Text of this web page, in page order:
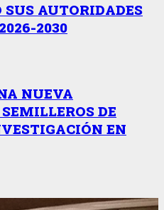
AUTORIDADES
2030
NUEVA
DE
EN